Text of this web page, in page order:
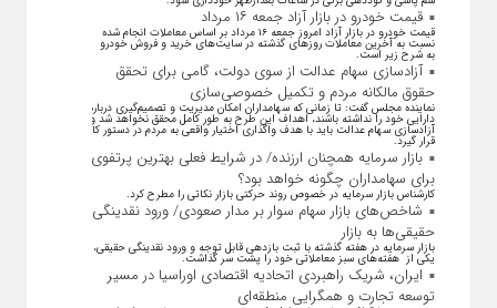
قیمت خودرو در بازار آزاد جمعه ۱۶ مرداد
قیمت خودرو در بازار آزاد امروز جمعه ۱۶ مرداد بر اساس معاملات انجام شده
نسبت به آخرین معاملات روز‌های گذشته در سایت‌های خرید و فروش خودرو
به شرح زیر است.
آزادسازی سهام عدالت از سوی دولت، گامی برای تحقق
حقوق مالکانه مردم و تکمیل خصوصی‌سازی
نماینده مجلس گفت: تا زمانی که سهامداران امکان مدیریت و تصمیم‌گیری درباره
دارایی خود را نداشته باشند، اهداف این طرح به طور کامل محقق نخواهد شد و
آزادسازی سهام عدالت باید با هدف واگذاری اختیار واقعی به مردم در دستور کار
قرار گیرد.
بازار سرمایه همچنان ارزنده/ در شرایط فعلی بهترین پرتفوی
برای سهامداران چگونه خواهد بود؟
کارشناس بازار سرمایه در خصوص روند حرکتی بازار نکاتی را مطرح کرد.
شاخص‌های بازار سهام سوار بر مدار صعودی/ ورود نقدینگی
حقیقی‌ها به بازار
بازار سرمایه در هفته گذشته با ثبت بازدهی قابل توجه و ورود نقدینگی حقیقی،
یکی از هفته‌های سبز معاملاتی خود را پشت سر گذاشت.
ایران، شریک راهبردی اتحادیه اقتصادی اوراسیا در مسیر
توسعه تجارت و همگرایی منطقه‌ای